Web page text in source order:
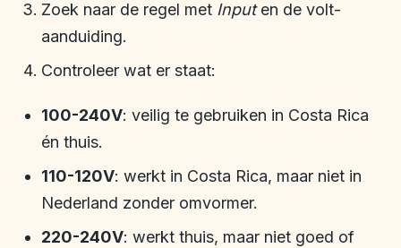
Zoek naar de regel met Inputen de volt-
aanduiding.
Controleer wat er staat:
100-240V: veilig te gebruiken in Costa Rica
én thuis.
110-120V: werkt in Costa Rica, maar niet in
Nederland zonder omvormer.
220-240V: werkt thuis, maar niet goed of